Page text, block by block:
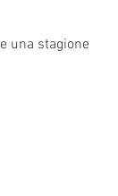
una stagione